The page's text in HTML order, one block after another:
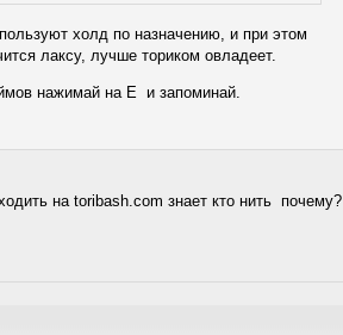
холд по назначению, и при этом
лаксу, лучше ториком овладеет.
нажимай на Е и запоминай.
на toribash.com знает кто нить почему?